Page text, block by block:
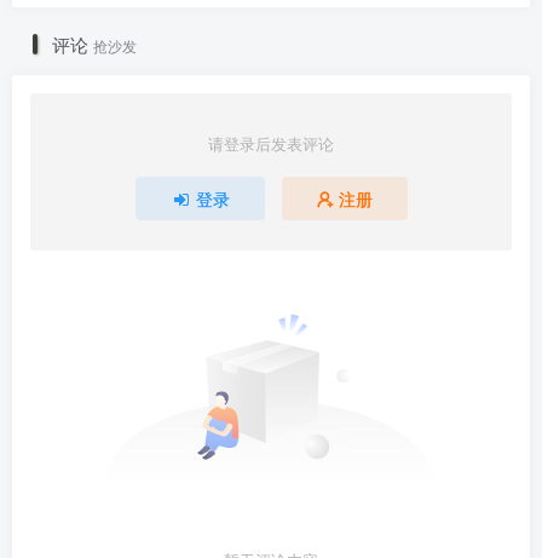
评论 抢沙发
请登录后发表评论
登录 注册